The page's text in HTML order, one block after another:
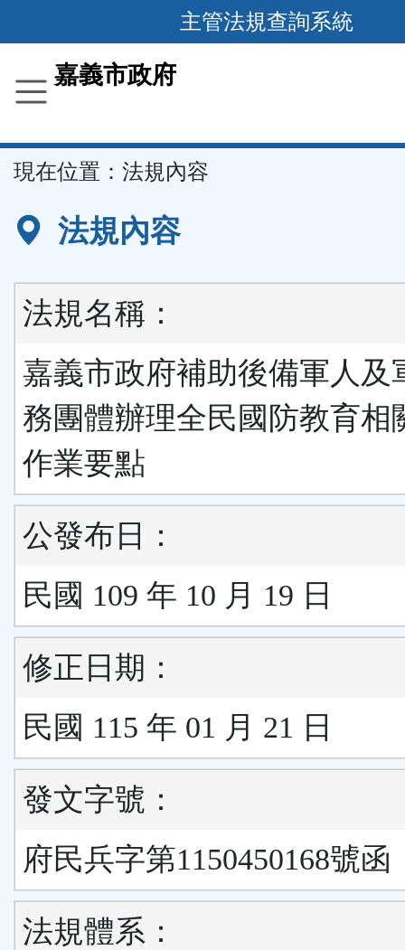
內
容
主管法規查詢系統
嘉義市政府
現在位置： 法規內容
法規內容
法規名稱：
嘉義市政府補助後備軍人及
務團體辦理全民國防教育相
作業要點
公發布日：
民國 109 年 10 月 19 日
修正日期：
民國 115 年 01 月 21 日
發文字號：
府民兵字第1150450168號函
法規體系：